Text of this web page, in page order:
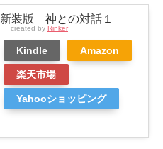
新装版 神との対話１
created by Rinker
Kindle Amazon
楽天市場
Yahooショッピング